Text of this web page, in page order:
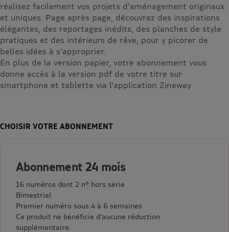
réalisez facilement vos projets d'aménagement originaux
et uniques. Page après page, découvrez des inspirations
élégantes, des reportages inédits, des planches de style
pratiques et des intérieurs de rêve, pour y picorer de
belles idées à s'approprier.
En plus de la version papier, votre abonnement vous
donne accès à la version pdf de votre titre sur
smartphone et tablette via l'application Zineway
CHOISIR VOTRE ABONNEMENT
Abonnement 24 mois
16 numéros dont 2 n° hors série
Bimestriel
Premier numéro sous 4 à 6 semaines
Ce produit ne bénéficie d’aucune réduction
supplémentaire.